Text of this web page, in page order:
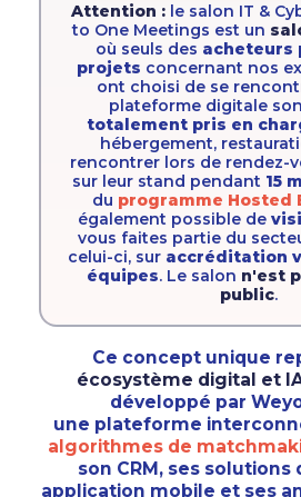
Attention : le salon IT &
to One Meetings est un
où seuls des acheteurs
projets concernant nos
ont choisi de se
plateforme digitale
totalement pris en
hébergement,
rencontrer lors de rendez-
sur leur stand pendant 15
du programme Hosted
également possible de
vous faites partie du
celui-ci, sur accréditation
équipes. Le salon n'est
public.
Ce concept unique
écosystème digital et
développé par
une plateforme
algorithmes de
son CRM, ses solutions
application mobile et ses